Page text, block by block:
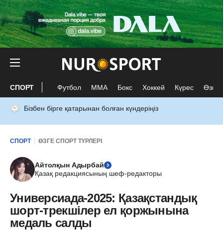
СПОРТ Футбол ММА Бокс Хоккей Күрес Өзге
Бізбен бірге қатарынан болған күндеріңіз
СПОРТ ӨЗГЕ СПОРТ ТҮРЛЕРІ
Айтолқын Адырбай
Қазақ редакциясының шеф-редакторы
Универсиада-2025: Қазақстандық
шорт-трекшілер ел қоржынына
медаль салды